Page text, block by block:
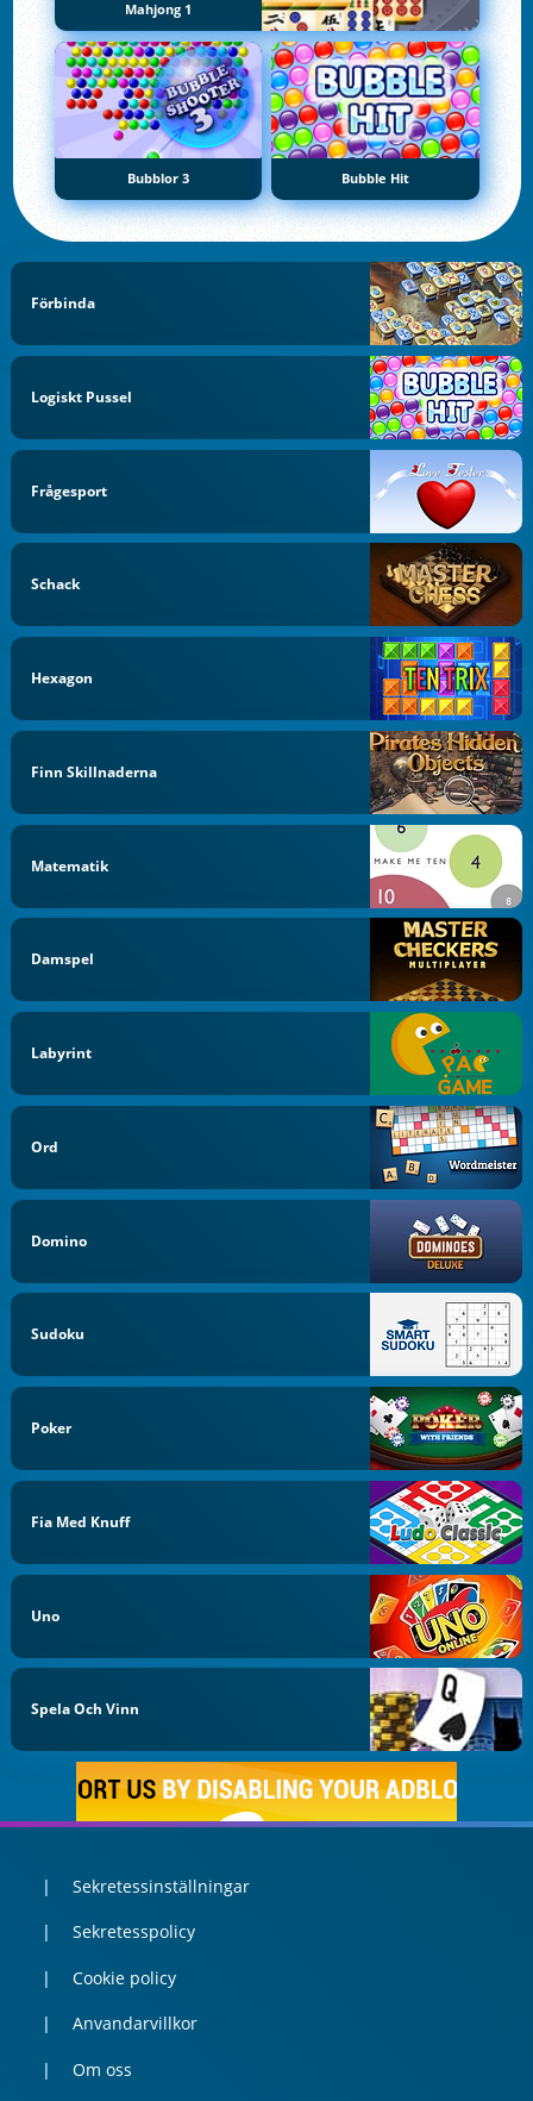
Mahjong 1
Bubblor 3 Bubble Hit
Förbinda
Logiskt Pussel
Frågesport
Schack
Hexagon
Finn Skillnaderna
Matematik
Damspel
Labyrint
Ord
Domino
Sudoku
Poker
Fia Med Knuff
Uno
Spela Och Vinn
Sekretessinställningar
Sekretesspolicy
Cookie policy
Anvandarvillkor
Om oss